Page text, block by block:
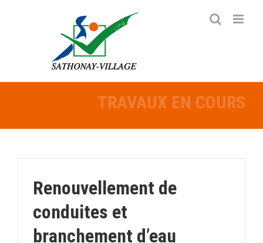
TRAVAUX EN COURS
Renouvellement de
conduites et
branchement d’eau